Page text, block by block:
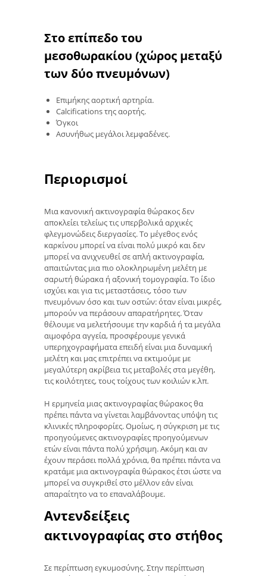
Στο επίπεδο του
μεσοθωρακίου (χώρος μεταξύ
των δύο πνευμόνων)
Επιμήκης αορτική αρτηρία.
Calcifications της αορτής.
Όγκοι
Ασυνήθως μεγάλοι λεμφαδένες.
Περιορισμοί
Μια κανονική ακτινογραφία θώρακος δεν
αποκλείει τελείως τις υπερβολικά αρχικές
φλεγμονώδεις διεργασίες. Το μέγεθος ενός
καρκίνου μπορεί να είναι πολύ μικρό και δεν
μπορεί να ανιχνευθεί σε απλή ακτινογραφία,
απαιτώντας μια πιο ολοκληρωμένη μελέτη με
σαρωτή θώρακα ή αξονική τομογραφία. Το ίδιο
ισχύει και για τις μεταστάσεις, τόσο των
πνευμόνων όσο και των οστών: όταν είναι μικρές,
μπορούν να περάσουν απαρατήρητες. Όταν
θέλουμε να μελετήσουμε την καρδιά ή τα μεγάλα
αιμοφόρα αγγεία, προσφέρουμε γενικά
υπερηχογραφήματα επειδή είναι μια δυναμική
μελέτη και μας επιτρέπει να εκτιμούμε με
μεγαλύτερη ακρίβεια τις μεταβολές στα μεγέθη,
τις κοιλότητες, τους τοίχους των κοιλιών κ.λπ.
Η ερμηνεία μιας ακτινογραφίας θώρακος θα
πρέπει πάντα να γίνεται λαμβάνοντας υπόψη τις
κλινικές πληροφορίες. Ομοίως, η σύγκριση με τις
προηγούμενες ακτινογραφίες προηγούμενων
ετών είναι πάντα πολύ χρήσιμη. Ακόμη και αν
έχουν περάσει πολλά χρόνια, θα πρέπει πάντα να
κρατάμε μια ακτινογραφία θώρακος έτσι ώστε να
μπορεί να συγκριθεί στο μέλλον εάν είναι
απαραίτητο να το επαναλάβουμε.
Αντενδείξεις
ακτινογραφίας στο στήθος
Σε περίπτωση εγκυμοσύνης. Στην περίπτωση